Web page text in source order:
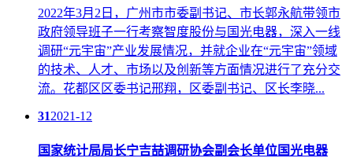
2022年3月2日，广州市市委副书记、市长郭永航带领市
政府领导班子一行考察智度股份与国光电器，深入一线
调研“元宇宙”产业发展情况，并就企业在“元宇宙”领域
的技术、人才、市场以及创新等方面情况进行了充分交
流。花都区区委书记邢翔，区委副书记、区长李晓...
312021-12
国家统计局局长宁吉喆调研协会副会长单位国光电器